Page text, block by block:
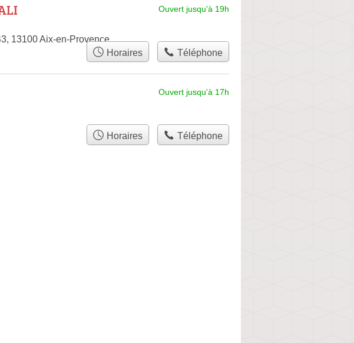
13100 Aix-en-Provence
Ouvert jusqu'à 19h
Horaires Téléphone
Ouvert jusqu'à 17h
Horaires Téléphone